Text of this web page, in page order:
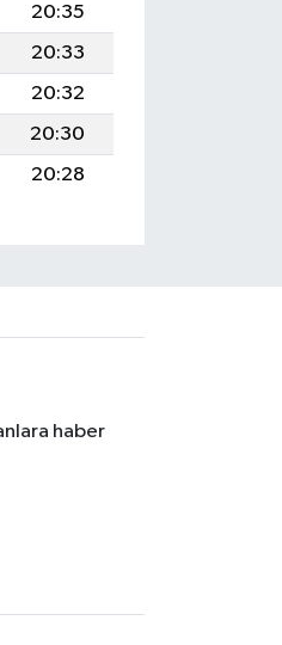
20:35
20:33
20:32
20:30
20:28
haber